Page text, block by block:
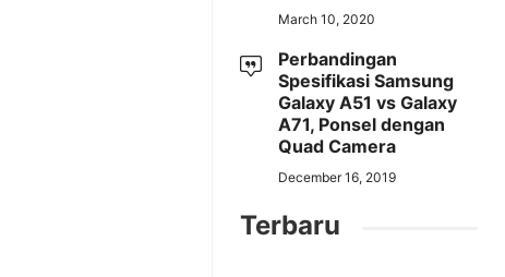
March 10, 2020
Perbandingan
Spesifikasi Samsung
Galaxy A51 vs Galaxy
A71, Ponsel dengan
Quad Camera
December 16, 2019
Terbaru